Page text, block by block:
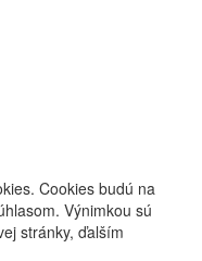
Cookies budú na
Výnimkou sú
stránky, ďalším